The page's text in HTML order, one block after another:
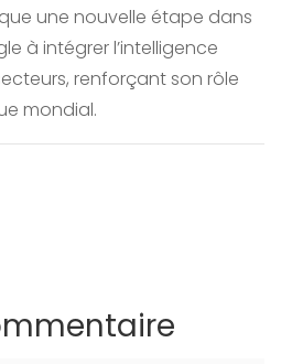
une nouvelle étape dans
à intégrer l’intelligence
renforçant son rôle
mondial.